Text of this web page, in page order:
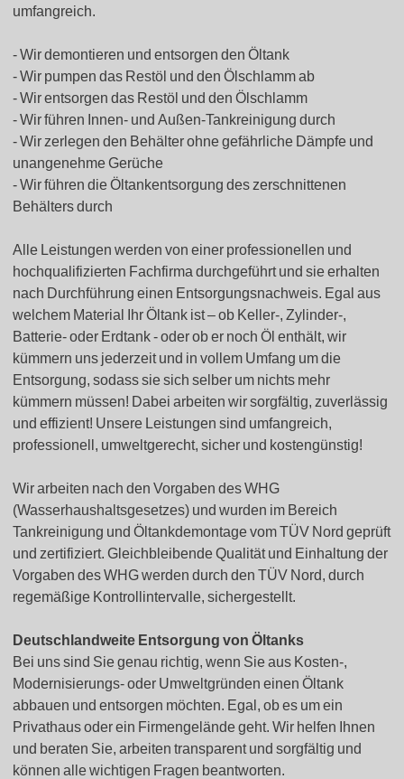
umfangreich.
Wir demontieren und entsorgen den Öltank
Wir pumpen das Restöl und den Ölschlamm ab
Wir entsorgen das Restöl und den Ölschlamm
Wir führen Innen- und Außen-Tankreinigung durch
Wir zerlegen den Behälter ohne gefährliche Dämpfe und
unangenehme Gerüche
Wir führen die Öltankentsorgung des zerschnittenen
Behälters durch
Alle Leistungen werden von einer professionellen und
hochqualifizierten Fachfirma durchgeführt und sie erhalten
nach Durchführung einen Entsorgungsnachweis. Egal aus
welchem Material Ihr Öltank ist – ob Keller-, Zylinder-,
Batterie- oder Erdtank - oder ob er noch Öl enthält, wir
kümmern uns jederzeit und in vollem Umfang um die
Entsorgung, sodass sie sich selber um nichts mehr
kümmern müssen! Dabei arbeiten wir sorgfältig, zuverlässig
und effizient! Unsere Leistungen sind umfangreich,
professionell, umweltgerecht, sicher und kostengünstig!
Wir arbeiten nach den Vorgaben des WHG
(Wasserhaushaltsgesetzes) und wurden im Bereich
Tankreinigung und Öltankdemontage vom TÜV Nord geprüft
und zertifiziert. Gleichbleibende Qualität und Einhaltung der
Vorgaben des WHG werden durch den TÜV Nord, durch
regemäßige Kontrollintervalle, sichergestellt.
Deutschlandweite Entsorgung von Öltanks
Bei uns sind Sie genau richtig, wenn Sie aus Kosten-,
Modernisierungs- oder Umweltgründen einen Öltank
abbauen und entsorgen möchten. Egal, ob es um ein
Privathaus oder ein Firmengelände geht. Wir helfen Ihnen
und beraten Sie, arbeiten transparent und sorgfältig und
können alle wichtigen Fragen beantworten.